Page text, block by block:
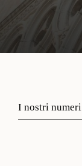
I nostri numeri